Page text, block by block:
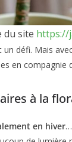
du site https://
défi. Mais
en compagnie
à la
en hiver